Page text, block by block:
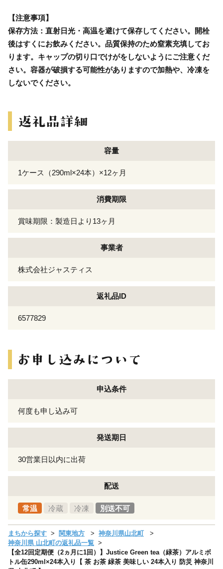
【注意事項】
保存方法：直射日光・高温を避けて保存してください。開栓
後はすくにお飲みください。品質保持のため窒素充填してお
ります。キャップの切り口でけがをしないようにご注意くだ
さい。容器が破損する可能性がありますので加熱や、冷凍を
しないでください。
容量
1ケース（290ml×24本）×12ヶ月
消費期限
賞味期限：製造日より13ヶ月
事業者
株式会社ジャスティス
返礼品ID
6577829
申込条件
何度も申し込み可
発送期日
30営業日以内に出荷
配送
常温 冷蔵 冷凍 別送不可
まちから探す 関東地方
神奈川県山北町
神奈川県 山北町の返礼品一覧
【全12回定期便（2ヵ月に1回）】Justice Green tea（緑茶）アルミボ
トル缶290ml×24本入り【 茶 お茶 緑茶 美味しい 24本入り 防災 神奈川